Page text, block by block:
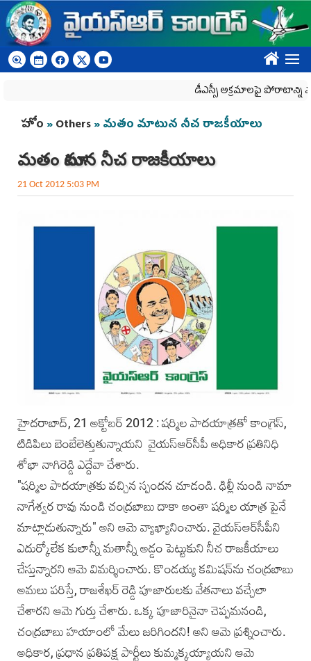
Skip to main content
????
డీఎస్సీ అక్రమాలపై పోరాటాన్ని
You are here
హోం »Others» మతం మాటున నీచ రాజకీయాలు
మతం మాటున నీచ రాజకీయాలు
21 Oct 2012 5:03 PM
హైదరాబాద్, 21 అక్టోబర్ 2012 : షర్మిల పాదయాత్రతో కాంగ్రెస్,
టిడిపిలు బెంబేలెత్తుతున్నాయని వైయస్‌ఆర్‌సీపీ అధికార ప్రతినిధి
శోభా నాగిరెడ్డి ఎద్దేవా చేశారు.
"షర్మిల పాదయాత్రకు వచ్చిన స్పందన చూడండి. ఢిల్లీ నుండి నామా
నాగేశ్వర రావు నుండి చంద్రబాబు దాకా అంతా షర్మిల యాత్ర పైనే
మాట్లాడుతున్నారు" అని ఆమె వ్యాఖ్యానించారు. వైయస్‌ఆర్‌సీపీని
ఎదుర్కోలేక కులాన్నీ మతాన్నీ అడ్డం పెట్టుకుని నీచ రాజకీయాలు
చేస్తున్నారని ఆమె విమర్శించారు. కొండయ్య కమిషన్‌ను చంద్రబాబు
అమలు పరిస్తే, రాజశేఖర్ రెడ్డి పూజారులకు వేతనాలు వచ్చేలా
చేశారని ఆమె గుర్తు చేశారు. ఒక్క పూజారినైనా చెప్పమనండి,
చంద్రబాబు హయాంలో మేలు జరిగిందని! అని ఆమె ప్రశ్నించారు.
అధికార, ప్రధాన ప్రతిపక్ష పార్టీలు కుమ్మక్కయ్యాయని ఆమె